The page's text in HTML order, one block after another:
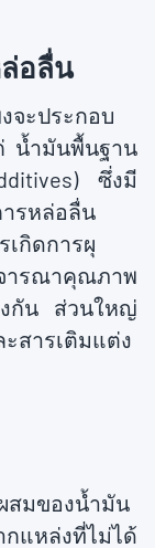
อลื่น
จะประกอบ
น้ำมันพื้นฐาน
ซึ่งมี
รหล่อลื่น
เกิดการผุ
ารณาคุณภาพ
กัน ส่วนใหญ่
สารเติมแต่ง
สมของน้ำมัน
แหล่งที่ไม่ได้